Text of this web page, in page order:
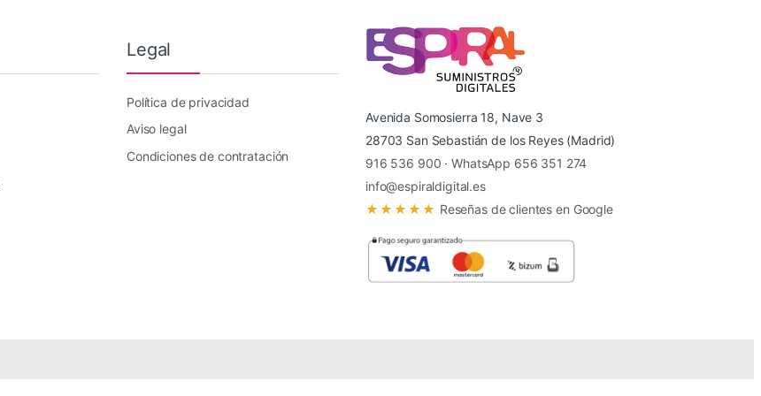
Legal
Política de privacidad
Aviso legal
Condiciones de contratación
Avenida Somosierra 18, Nave 3
28703 San Sebastián de los Reyes (Madrid)
916 536 900 ·WhatsApp 656 351 274
info@espiraldigital.es
★★★★★ Reseñas de clientes en Google